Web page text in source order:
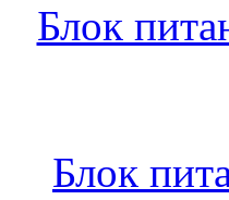
Блок
Блок